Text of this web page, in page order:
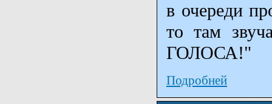
в очереди
то там
ГОЛОСА!"
Подробней